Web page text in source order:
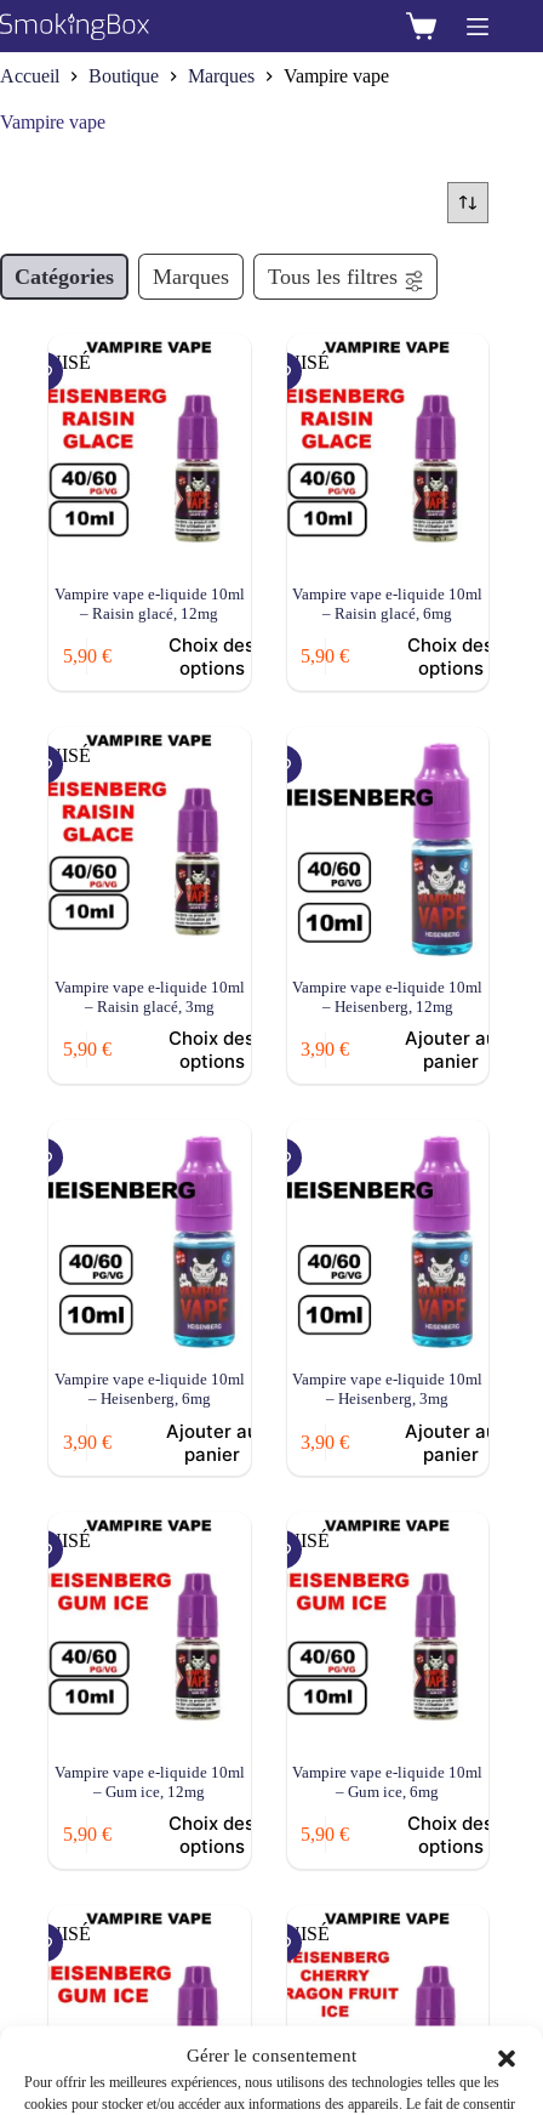
Gérer le consentement
Pour offrir les meilleures expériences, nous utilisons des technologies telles que les
cookies pour stocker et/ou accéder aux informations des appareils. Le fait de consentir
Passer
au
contenu
Panier
d’achat
Accueil
Boutique Marques Vampire vape
Vampire vape
Catégories Marques Tous les filtres
ÉPUISÉ
Vampire vape e-liquide 10ml
– Raisin glacé, 12mg
5,90 €
Choix des
options
ÉPUISÉ
Vampire vape e-liquide 10ml
– Raisin glacé, 6mg
5,90€
Choix des
options
ÉPUISÉ
Vampire vape e-liquide 10ml
– Raisin glacé, 3mg
5,90 €
Choix des
options
Vampire vape e-liquide 10ml
– Heisenberg, 12mg
3,90€
Ajouter au
panier
Vampire vape e-liquide 10ml
– Heisenberg, 6mg
3,90 €
Ajouter au
panier
Vampire vape e-liquide 10ml
– Heisenberg, 3mg
3,90€
Ajouter au
panier
ÉPUISÉ
Vampire vape e-liquide 10ml
– Gum ice, 12mg
5,90 €
Choix des
options
ÉPUISÉ
Vampire vape e-liquide 10ml
– Gum ice, 6mg
5,90€
Choix des
options
ÉPUISÉ ÉPUISÉ